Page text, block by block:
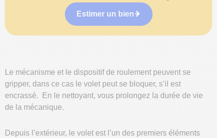
Estimer un bien
Le mécanisme et le dispositif de roulement peuvent se
gripper, dans ce cas le volet peut se bloquer, s’il est
encrassé. En le nettoyant, vous prolongez la durée de vie
de la mécanique.
Depuis l’extérieur, le volet est l’un des premiers éléments